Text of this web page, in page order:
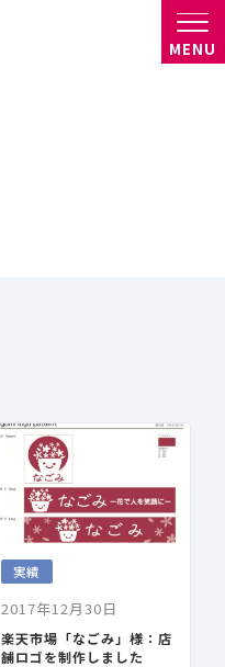
実績
2017年12月30日
楽天市場「なごみ」様：店
舗ロゴを制作しました